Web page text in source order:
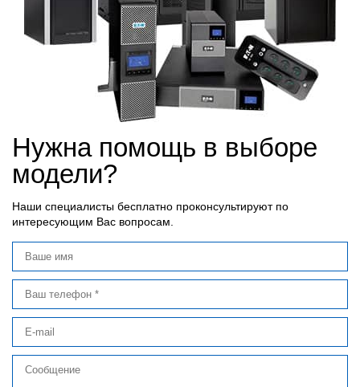
Нужна помощь в выборе
модели?
Наши специалисты бесплатно проконсультируют по
интересующим Вас вопросам.